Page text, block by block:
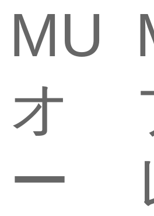
MU
オ
ー